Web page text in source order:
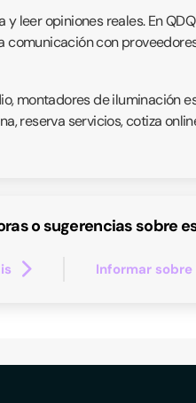
leer opiniones reales. En
con
montadores de iluminación
reserva servicios, cotiza
o sugerencias sobre
Informar